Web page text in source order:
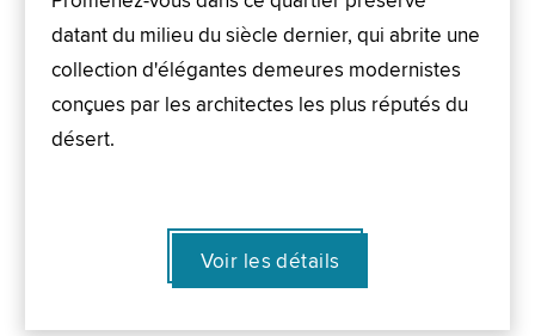
datant du milieu du siècle dernier, qui abrite une
collection d'élégantes demeures modernistes
conçues par les architectes les plus réputés du
désert.
Voir les détails